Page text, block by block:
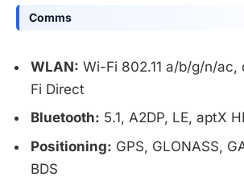
Comms
WLAN: Wi-Fi 802.11 a/b/g/n/ac,
Fi Direct
Bluetooth: 5.1, A2DP, LE, aptX
Positioning: GPS, GLONASS,
BDS